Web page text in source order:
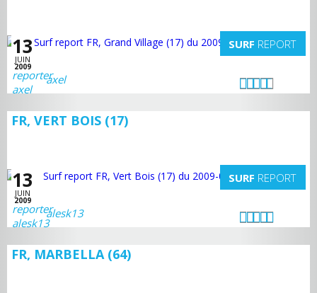
13
JUIN
2009
SURF REPORT
axel
FR, VERT BOIS (17)
13
JUIN
2009
SURF REPORT
alesk13
FR, MARBELLA (64)